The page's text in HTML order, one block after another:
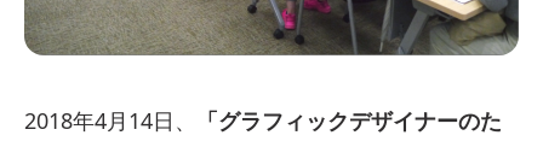
2018年4月14日、
「グラフィックデザイナーのた